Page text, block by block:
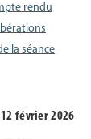
rendu
la séance
12 février 2026